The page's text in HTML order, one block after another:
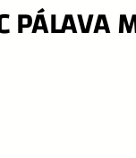
PÁLAVA